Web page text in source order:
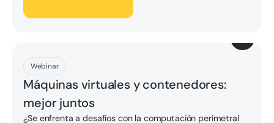
Webinar
Máquinas virtuales y contenedores:
mejor juntos
¿Se enfrenta a desafíos con la computación perimetral
Descargar